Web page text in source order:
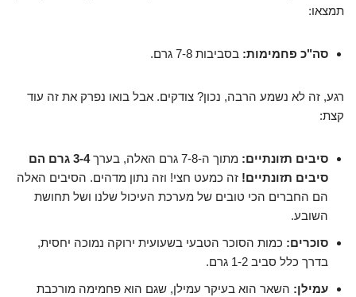
תמצאו:
סה"כ פחמימות: בסביבות 7-8 גרם.
רגע, זה לא נשמע הרבה, נכון? צודקים. אבל בואו נפרק את זה עוד
קצת:
סיבים תזונתיים: מתוך ה-7-8 גרם האלה, בערך
3-4 גרם הם
סיבים תזונתיים! זה כמעט חצי! וזה נתון מדהים. הסיבים האלה
הם החברים הכי טובים של מערכת העיכול שלנו ושל תחושת
השובע.
סוכרים: כמות הסוכר הטבעי בשעועית ירוקה נמוכה יחסית,
בדרך כלל סביב 1-2 גרם.
עמילן: השאר הוא בעיקר עמילן, שגם הוא פחמימה מורכבת